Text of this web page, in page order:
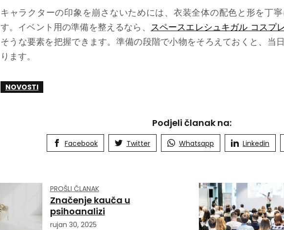
キャラクターの印象を崩さないためには、衣装全体の配色と形を丁
す。イベント用の準備を整えるなら、 スペースエレシュキガル コスプ
そうな要素を把握できます。準備の段階で小物をそろえておくと、当
ります。
NOVOSTI
Podjeli članak na:
Facebook Twitter Whatsapp Linkedin
PROŠLI ČLANAK
Značenje kauča u
psihoanalizi
rujan 30, 2025